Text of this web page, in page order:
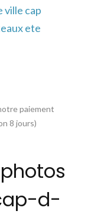
ville cap
ete
paiement
8 jours)
d-